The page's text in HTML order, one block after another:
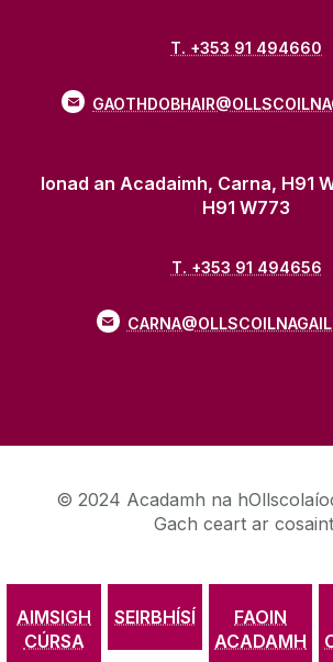
AIMSIGH
CÚRSA
SEIRBHÍSÍ
FAOIN
ACADAMH
T. +353 91 494660
Ionad an Acadaimh, Carna, H91
H91 W773
T. +353 91 494656
© 2024 Acadamh na
Gach ceart ar
SÉANADH PRÍOBHÁIDEACHAS